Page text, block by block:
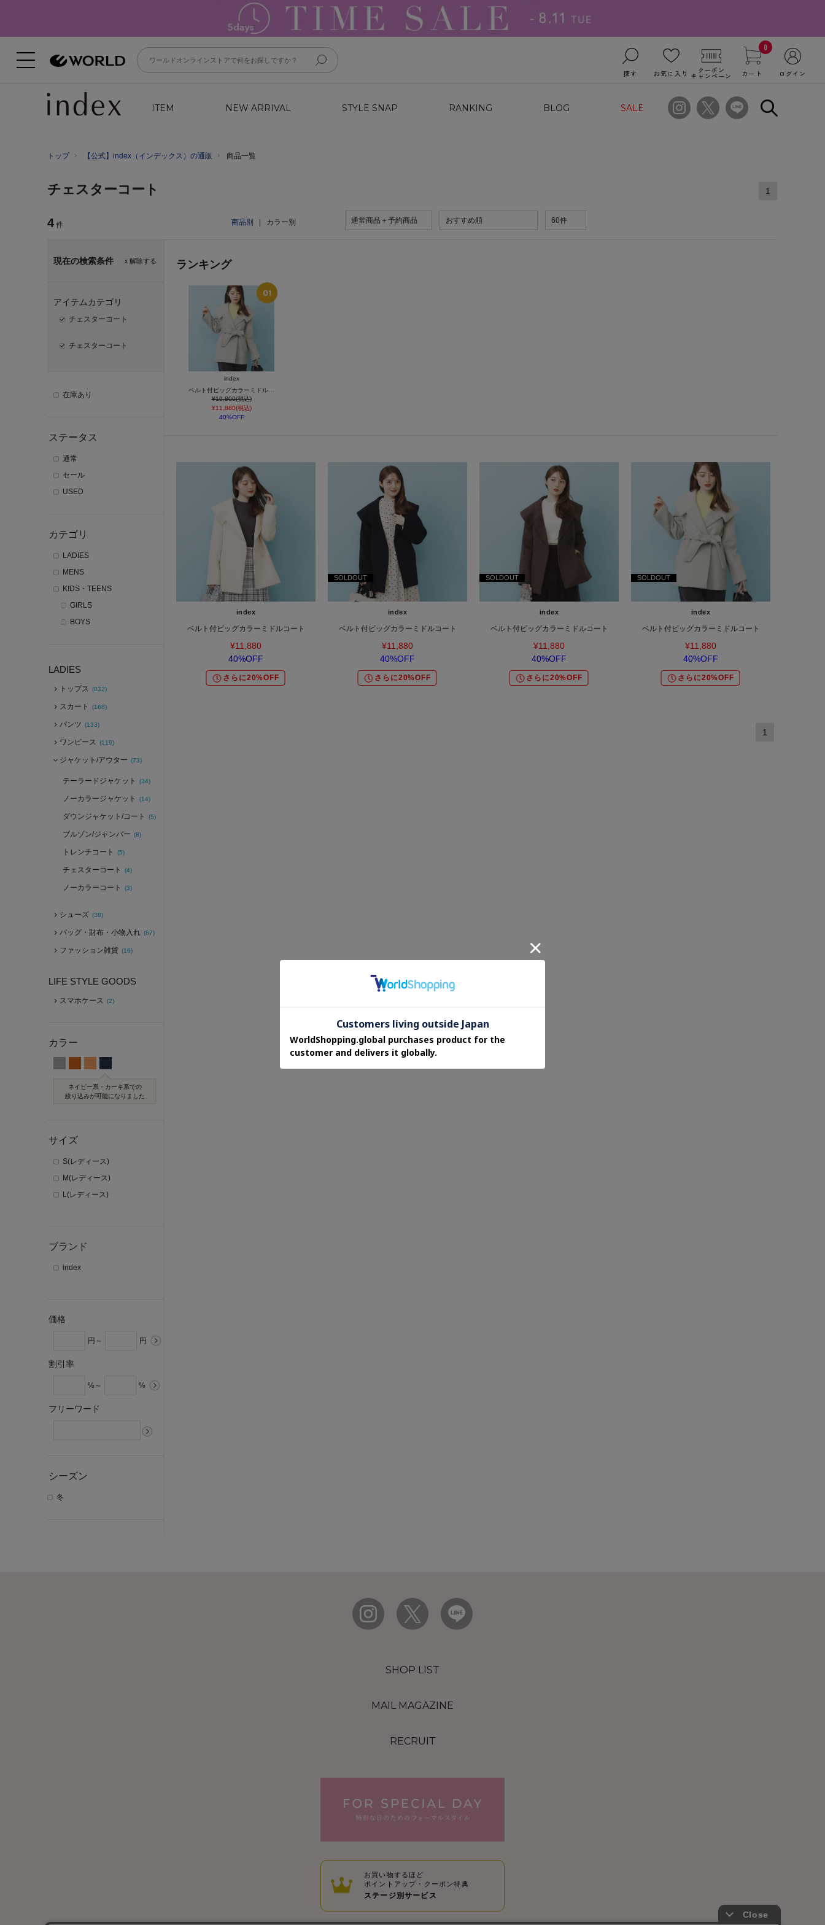
探す お気に入り クーポン
キャンペーン
0
カート ログイン
ITEM NEW ARRIVAL STYLE SNAP RANKING BLOG SALE
トップ 【公式】index（インデックス）の通販 商品一覧
チェスターコート
4 件 商品別 カラー別 通常商品＋予約商品 おすすめ順 60件
1
ｘ解除する
現在の検索条件
アイテムカテゴリ
チェスターコート
チェスターコート
在庫あり
ステータス
通常
セール
USED
カテゴリ
LADIES
MENS
KIDS・TEENS
GIRLS
BOYS
LADIES
トップス (832)
スカート (168)
パンツ (133)
ワンピース (119)
ジャケット/アウター (73)
テーラードジャケット (34)
ノーカラージャケット (14)
ダウンジャケット/コート (5)
ブルゾン/ジャンバー (8)
トレンチコート (5)
チェスターコート (4)
ノーカラーコート (3)
シューズ (38)
バッグ・財布・小物入れ (87)
ファッション雑貨 (16)
LIFE STYLE GOODS
スマホケース (2)
カラー
ネイビー系・カーキ系での
絞り込みが可能になりました
サイズ
S(レディース)
M(レディース)
L(レディース)
ブランド
index
価格
円～ 円
割引率
%～ %
フリーワード
シーズン
冬
ランキング
index
ベルト付ビッグカラーミドルコート
¥19,800(税込)
¥11,880(税込)
40%OFF
index
ベルト付ビッグカラーミドルコート
¥11,880
40%OFF
さらに20%OFF
SOLDOUT
index
ベルト付ビッグカラーミドルコート
¥11,880
40%OFF
さらに20%OFF
SOLDOUT
index
ベルト付ビッグカラーミドルコート
¥11,880
40%OFF
さらに20%OFF
SOLDOUT
index
ベルト付ビッグカラーミドルコート
¥11,880
40%OFF
さらに20%OFF
1
SHOP LIST
MAIL MAGAZINE
RECRUIT
お買い物するほど
ポイントアップ・クーポン特典
ステージ別サービス